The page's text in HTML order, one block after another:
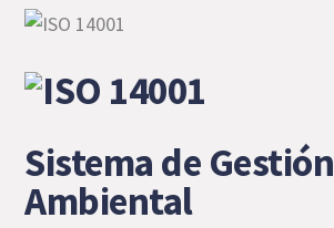
Sistema de Gestión
Ambiental